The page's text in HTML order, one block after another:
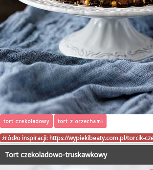
tort czekoladowy tort z orzechami
źródło inspiracji: https://wypiekibeaty.com.pl/torcik-
Tort czekoladowo-truskawkowy